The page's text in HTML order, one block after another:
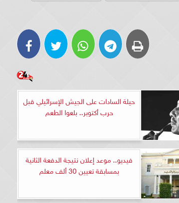
حيلة السادات على الجيش الإسرائيلي قبل
حرب أكتوبر.. بلعوا الطعم
فيديو.. موعد إعلان نتيجة الدفعة الثانية
بمسابقة تعيين 30 ألف معلم